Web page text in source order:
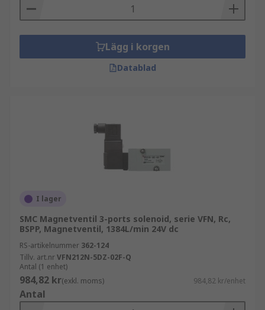
Lägg i korgen
Datablad
I lager
SMC Magnetventil 3-ports solenoid, serie VFN, Rc,
BSPP, Magnetventil, 1384L/min 24V dc
RS-artikelnummer 362-124
Tillv. art.nrVFN212N-5DZ-02F-Q
Antal (1 enhet)
984,82 kr(exkl. moms) 984,82 kr/enhet
Antal